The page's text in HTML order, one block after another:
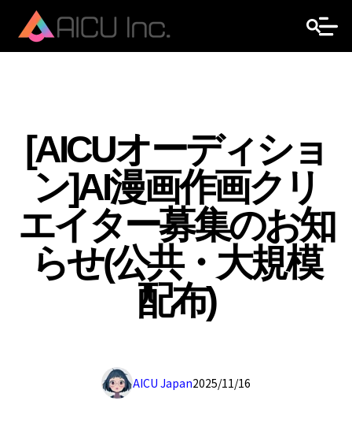
[AICUオーディショ
ン]AI漫画作画クリ
エイター募集のお知
らせ(公共・大規模
配布)
2025/11/16
AICU Japan